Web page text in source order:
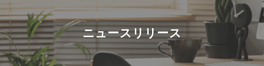
ニュースリリース